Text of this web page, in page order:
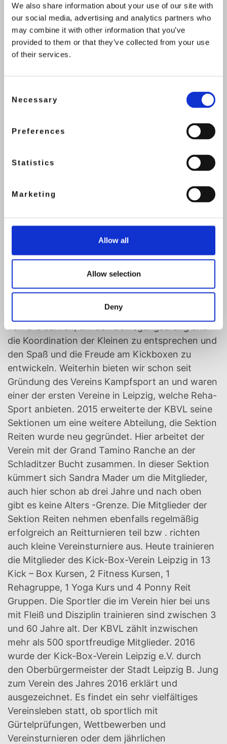
We also share information about your use of our site with
our social media, advertising and analytics partners who
may combine it with other information that you’ve
provided to them or that they’ve collected from your use
of their services.
Selection
Necessary
Preferences
Statistics
Marketing
Allow all
Allow selection
Deny
sächsischen Kick-Box-Verband ausgebildet. Alle
haben die Trainer C Ausbildung der WAKO
Deutschland erfolgreich absolviert. Weitere
Trainer bilden wir für die Sektionen Reiten und
Turnieren, Sachsenmeisterschaften, Deutsche
Meisterschaften und sonstigen internationalen
SPORTANGEBOTE FÜR
GROSS UND KLEIN
Räumen, mit einer Trainingsfläche von insgesamt
350 m². Diese bietet genug Platz für alle
Mitglieder. Der KBVL e.V. ist ein
Mehrspartenverein und bietet vielfältige
Möglichkeiten für sportliche Betätigung. Unsere
bei den Kampfschlümpfen. Ein Kurs für Kinder
die Koordination der Kleinen zu entsprechen und
den Spaß und die Freude am Kickboxen zu
entwickeln. Weiterhin bieten wir schon seit
Gründung des Vereins Kampfsport an und waren
einer der ersten Vereine in Leipzig, welche Reha-
Sport anbieten. 2015 erweiterte der KBVL seine
Sektionen um eine weitere Abteilung, die Sektion
Reiten wurde neu gegründet. Hier arbeitet der
Verein mit der Grand Tamino Ranche an der
Schladitzer Bucht zusammen. In dieser Sektion
kümmert sich Sandra Mader um die Mitglieder,
auch hier schon ab drei Jahre und nach oben
gibt es keine Alters -Grenze. Die Mitglieder der
Sektion Reiten nehmen ebenfalls regelmäßig
erfolgreich an Reitturnieren teil bzw . richten
auch kleine Vereinsturniere aus. Heute trainieren
die Mitglieder des Kick-Box-Verein Leipzig in 13
Kick – Box Kursen, 2 Fitness Kursen, 1
Rehagruppe, 1 Yoga Kurs und 4 Ponny Reit
Gruppen. Die Sportler die im Verein hier bei uns
mit Fleiß und Disziplin trainieren sind zwischen 3
und 60 Jahre alt. Der KBVL zählt inzwischen
mehr als 500 sportfreudige Mitglieder. 2016
wurde der Kick-Box-Verein Leipzig e.V. durch
den Oberbürgermeister der Stadt Leipzig B. Jung
zum Verein des Jahres 2016 erklärt und
ausgezeichnet. Es findet ein sehr vielfältiges
Vereinsleben statt, ob sportlich mit
Gürtelprüfungen, Wettbewerben und
Vereinsturnieren oder dem jährlichen